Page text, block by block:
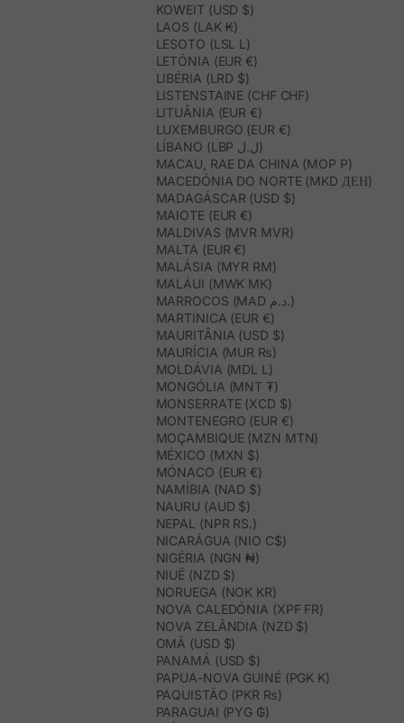
KOWEIT (USD $)
LAOS (LAK ₭)
LESOTO (LSL L)
LETÓNIA (EUR €)
LIBÉRIA (LRD $)
LISTENSTAINE (CHF CHF)
LITUÂNIA (EUR €)
LUXEMBURGO (EUR €)
LÍBANO (LBP ل.ل)
MACAU, RAE DA CHINA (MOP P)
MACEDÓNIA DO NORTE (MKD ДЕН)
MADAGÁSCAR (USD $)
MAIOTE (EUR €)
MALDIVAS (MVR MVR)
MALTA (EUR €)
MALÁSIA (MYR RM)
MALÁUI (MWK MK)
MARROCOS (MAD د.م.)
MARTINICA (EUR €)
MAURITÂNIA (USD $)
MAURÍCIA (MUR ₨)
MOLDÁVIA (MDL L)
MONGÓLIA (MNT ₮)
MONSERRATE (XCD $)
MONTENEGRO (EUR €)
MOÇAMBIQUE (MZN MTN)
MÉXICO (MXN $)
MÓNACO (EUR €)
NAMÍBIA (NAD $)
NAURU (AUD $)
NEPAL (NPR RS.)
NICARÁGUA (NIO C$)
NIGÉRIA (NGN ₦)
NIUÊ (NZD $)
NORUEGA (NOK KR)
NOVA CALEDÓNIA (XPF FR)
NOVA ZELÂNDIA (NZD $)
OMÃ (USD $)
PANAMÁ (USD $)
PAPUA-NOVA GUINÉ (PGK K)
PAQUISTÃO (PKR ₨)
PARAGUAI (PYG ₲)